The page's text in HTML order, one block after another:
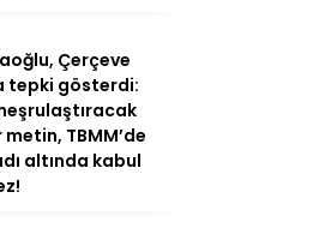
Çerçeve
tepki gösterdi:
meşrulaştıracak
TBMM’de
altında kabul